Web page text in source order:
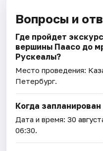
Вопросы и
Где пройдет
вершины Паасо до
Рускеалы?
Место проведения:
Петербург.
Когда
Дата и время:30
06:30.